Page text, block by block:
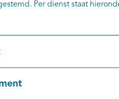
Per dienst staat